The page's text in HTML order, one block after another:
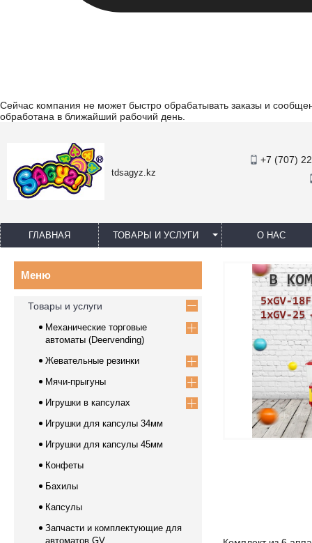
Сейчас компания не может быстро обрабатывать заказы и
обработана в ближайший рабочий день.
tdsagyz.kz
+7 (707)
ГЛАВНАЯ ТОВАРЫ И УСЛУГИ О НАС
Товары и услуги
Механические торговые
автоматы (Deervending)
Жевательные резинки
Мячи-прыгуны
Игрушки в капсулах
Игрушки для капсулы 34мм
Игрушки для капсулы 45мм
Конфеты
Бахилы
Капсулы
Запчасти и комплектующие для
автоматов GV